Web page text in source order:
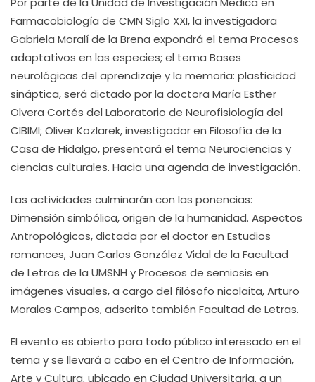
Farmacobiología de CMN Siglo XXI, la investigadora
Gabriela Moralí de la Brena expondrá el tema Procesos
adaptativos en las especies; el tema Bases
neurológicas del aprendizaje y la memoria: plasticidad
sináptica, será dictado por la doctora María Esther
Olvera Cortés del Laboratorio de Neurofisiología del
CIBIMI; Oliver Kozlarek, investigador en Filosofía de la
Casa de Hidalgo, presentará el tema Neurociencias y
ciencias culturales. Hacia una agenda de investigación.
Las actividades culminarán con las ponencias:
Dimensión simbólica, origen de la humanidad. Aspectos
Antropológicos, dictada por el doctor en Estudios
romances, Juan Carlos González Vidal de la Facultad
de Letras de la UMSNH y Procesos de semiosis en
imágenes visuales, a cargo del filósofo nicolaita, Arturo
Morales Campos, adscrito también Facultad de Letras.
El evento es abierto para todo público interesado en el
tema y se llevará a cabo en el Centro de Información,
Arte y Cultura, ubicado en Ciudad Universitaria, a un